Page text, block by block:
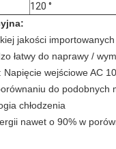
120 °
jakości
łatwy do naprawy /
Napięcie wejściowe AC
do podobnych
chłodzenia
nawet o 90% w